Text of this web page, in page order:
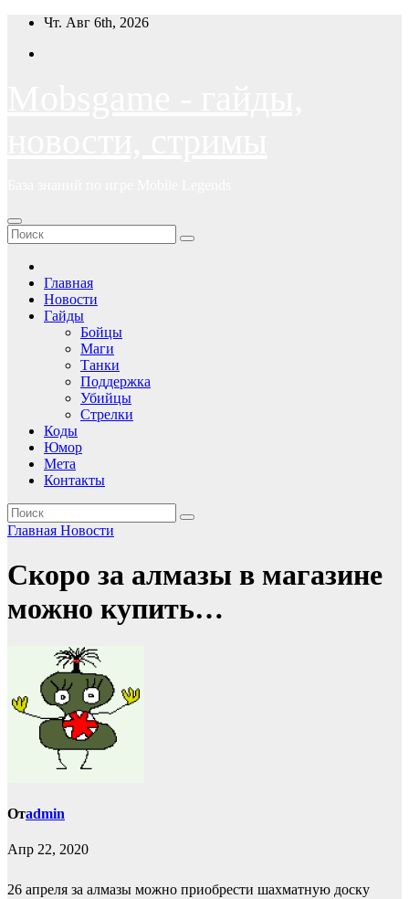
Перейти
содержимому
Чт. Авг 6th, 2026
Главная
Новости
Гайды
Бойцы
Маги
Танки
Поддержка
Убийцы
Стрелки
Коды
Юмор
Мета
Контакты
Главная Новости
Скоро за алмазы в магазине
можно купить…
Отadmin
Апр 22, 2020
26 апреля за алмазы можно приобрести шахматную доску